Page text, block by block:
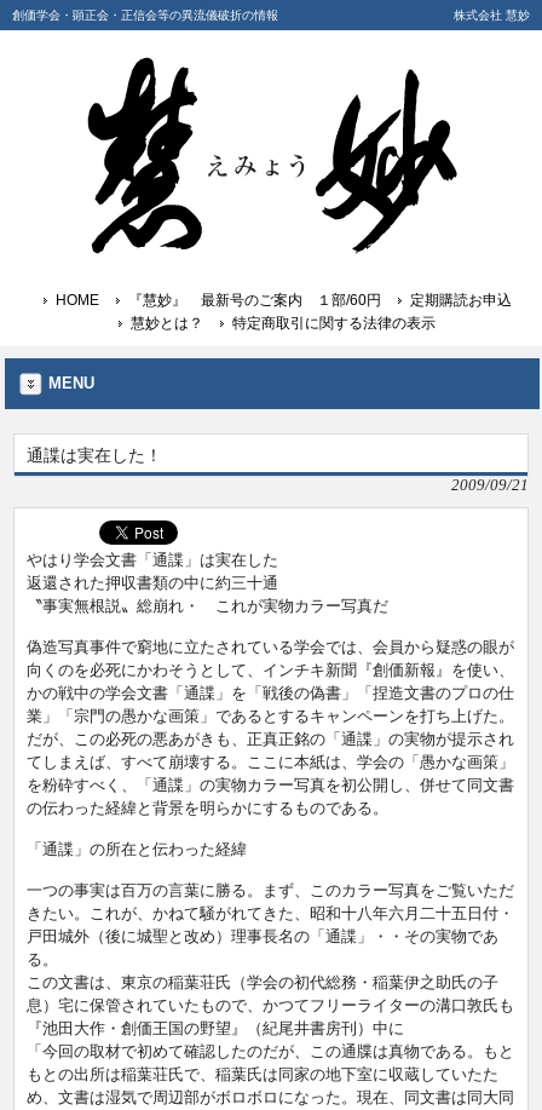
創価学会・顕正会・正信会等の異流儀破折の情報 株式会社 慧妙
HOME 『慧妙』 最新号のご案内 １部/60円
定期購読お申込
慧妙とは？
特定商取引に関する法律の表示
MENU
通諜は実在した！
2009/09/21
やはり学会文書「通諜」は実在した
返還された押収書類の中に約三十通
〝事実無根説〟総崩れ・ これが実物カラー写真だ
偽造写真事件で窮地に立たされている学会では、会員から疑惑の眼が
向くのを必死にかわそうとして、インチキ新聞『創価新報』を使い、
かの戦中の学会文書「通諜」を「戦後の偽書」「捏造文書のプロの仕
業」「宗門の愚かな画策」であるとするキャンペーンを打ち上げた。
だが、この必死の悪あがきも、正真正銘の「通諜」の実物が提示され
てしまえば、すべて崩壊する。ここに本紙は、学会の「愚かな画策」
を粉砕すべく、「通諜」の実物カラー写真を初公開し、併せて同文書
の伝わった経緯と背景を明らかにするものである。
「通諜」の所在と伝わった経緯
一つの事実は百万の言葉に勝る。まず、このカラー写真をご覧いただ
きたい。これが、かねて騒がれてきた、昭和十八年六月二十五日付・
戸田城外（後に城聖と改め）理事長名の「通諜」・・その実物であ
る。
この文書は、東京の稲葉荘氏（学会の初代総務・稲葉伊之助氏の子
息）宅に保管されていたもので、かつてフリーライターの溝口敦氏も
『池田大作・創価王国の野望』（紀尾井書房刊）中に
「今回の取材で初めて確認したのだが、この通牒は真物である。もと
もとの出所は稲葉荘氏で、稲葉氏は同家の地下室に収蔵していたた
め、文書は湿気で周辺部がボロボロになった。現在、同文書は同大同